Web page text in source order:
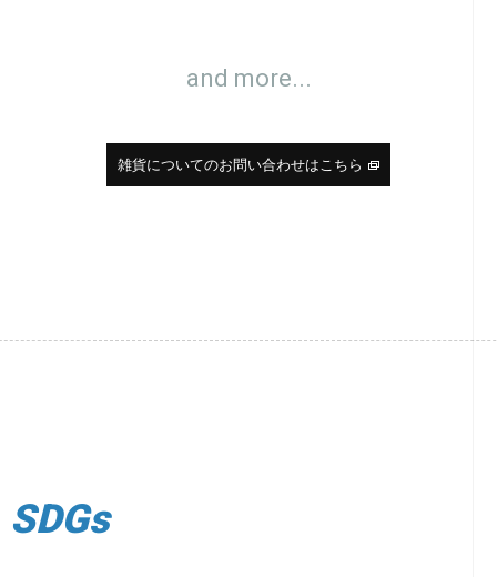
and more...
雑貨についてのお問い合わせはこちら
SDGs